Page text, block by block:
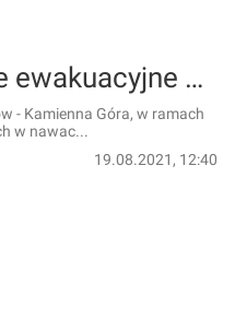
Pierwsze przejście ewakuacyjne w tunelu w ciągu budowanej trasy S3 w Starych Bogaczowicach jest już drożne [ZDJĘCIA]
- Kamienna Góra, w ramach
w nawac...
19.08.2021, 12:40